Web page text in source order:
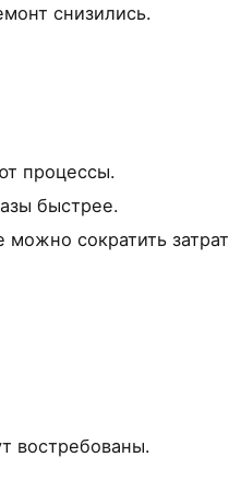
снизились.
процессы.
быстрее.
можно сократить
востребованы.